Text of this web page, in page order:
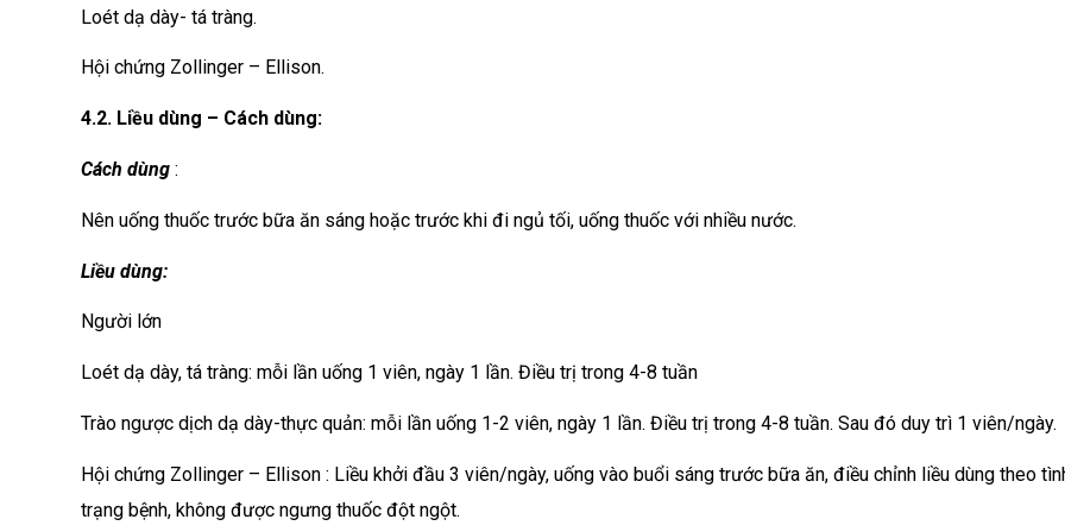
Loét dạ dày- tá tràng.
Hội chứng Zollinger – Ellison.
4.2. Liều dùng – Cách dùng:
Cách dùng :
Nên uống thuốc trước bữa ăn sáng hoặc trước khi đi ngủ tối, uống thuốc với nhiều nước.
Liều dùng:
Người lớn
Loét dạ dày, tá tràng: mỗi lần uống 1 viên, ngày 1 lần. Điều trị trong 4-8 tuần
Trào ngược dịch dạ dày-thực quản: mỗi lần uống 1-2 viên, ngày 1 lần. Điều trị trong 4-8 tuần. Sau đó duy trì 1 viên/ngày.
Hội chứng Zollinger – Ellison : Liều khởi đầu 3 viên/ngày, uống vào buổi sáng trước bữa ăn, điều chỉnh liều dùng theo
trạng bệnh, không được ngưng thuốc đột ngột.